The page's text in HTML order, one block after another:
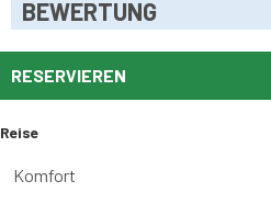
BEWERTUNG
RESERVIEREN
Reise